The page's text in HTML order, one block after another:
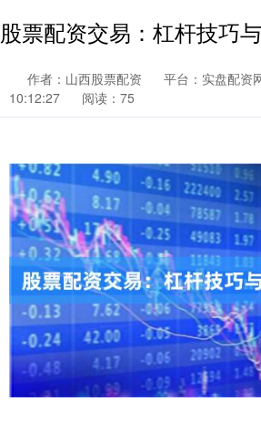
股票配资交易：杠杆技巧
作者：山西股票配资 平台：实盘配资
10:12:27
阅读：75